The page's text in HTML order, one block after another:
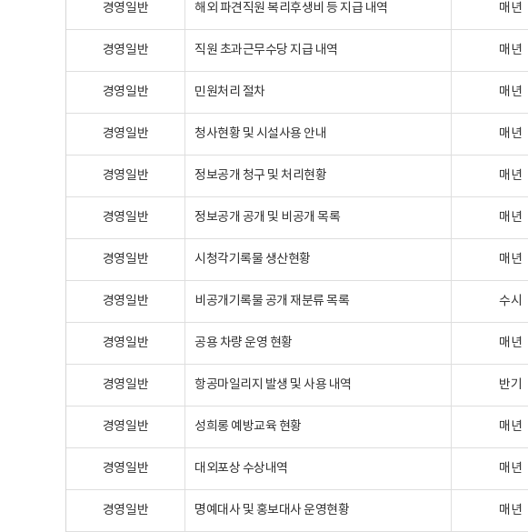
경영일반 해외 파견직원 복리후생비 등 지급 내역 매년
경영일반 직원 초과근무수당 지급 내역 매년
경영일반 민원처리 절차 매년
경영일반 청사현황 및 시설사용 안내 매년
경영일반 정보공개 청구 및 처리현황 매년
경영일반 정보공개 공개 및 비공개 목록 매년
경영일반 시청각기록물 생산현황 매년
경영일반 비공개기록물 공개 재분류 목록 수시
경영일반 공용 차량 운영 현황 매년
경영일반 항공마일리지 발생 및 사용 내역 반기
경영일반 성희롱 예방교육 현황 매년
경영일반 대외포상 수상내역 매년
경영일반 명예대사 및 홍보대사 운영현황 매년